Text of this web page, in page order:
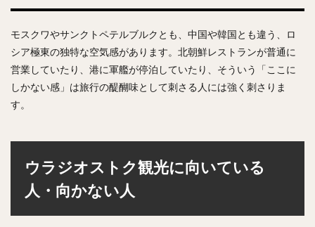
モスクワやサンクトペテルブルクとも、中国や韓国とも違う、ロ
シア極東の独特な空気感があります。北朝鮮レストランが普通に
営業していたり、港に軍艦が停泊していたり、そういう「ここに
しかない感」は旅行の醍醐味として刺さる人には強く刺さりま
す。
ウラジオストク観光に向いている
人・向かない人